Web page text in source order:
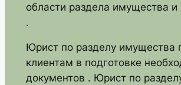
области раздела имущества и
.
Юрист по разделу имущества
клиентам в подготовке
документов . Юрист по